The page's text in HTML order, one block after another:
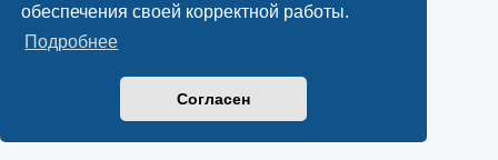
обеспечения своей корректной работы.
Подробнее
Согласен